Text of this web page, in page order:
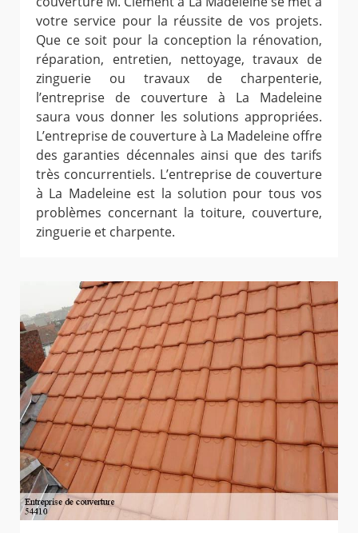
votre service pour la réussite de vos projets.
Que ce soit pour la conception la rénovation,
réparation, entretien, nettoyage, travaux de
zinguerie ou travaux de charpenterie,
l’entreprise de couverture à La Madeleine
saura vous donner les solutions appropriées.
L’entreprise de couverture à La Madeleine offre
des garanties décennales ainsi que des tarifs
très concurrentiels. L’entreprise de couverture
à La Madeleine est la solution pour tous vos
problèmes concernant la toiture, couverture,
zinguerie et charpente.